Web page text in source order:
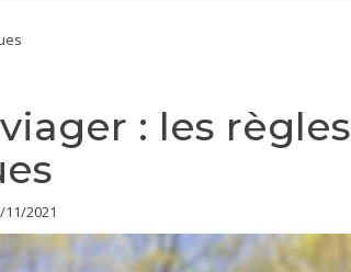
: les règles
11/2021